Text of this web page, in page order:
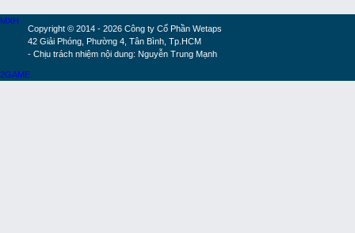
Copyright © 2014 - 2026 Công ty Cổ Phần Wetaps
42 Giải Phóng, Phường 4, Tân Bình, Tp.HCM
- Chịu trách nhiệm nội dung: Nguyễn Trung Mạnh
MXH
2GAME